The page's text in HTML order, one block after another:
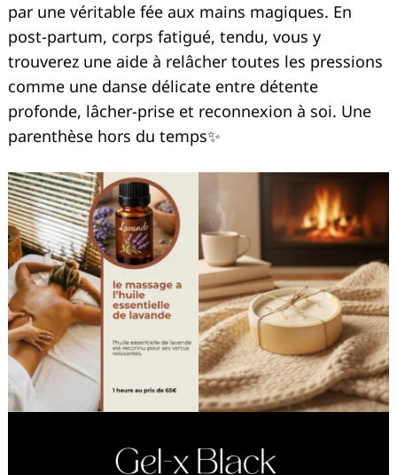
par une véritable fée aux mains magiques. En
post-partum, corps fatigué, tendu, vous y
trouverez une aide à relâcher toutes les pressions
comme une danse délicate entre détente
profonde, lâcher-prise et reconnexion à soi. Une
parenthèse hors du temps✨